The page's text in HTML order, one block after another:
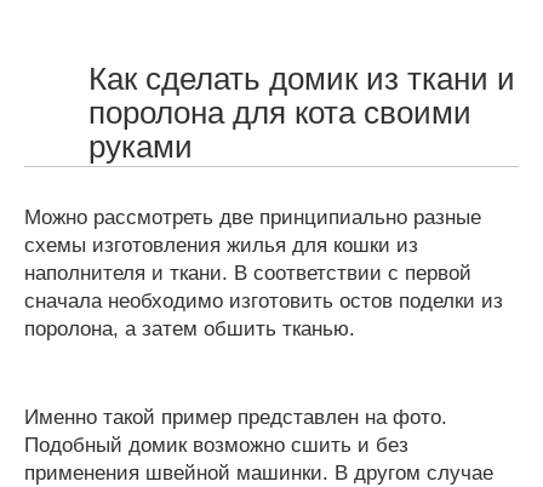
Как сделать домик из ткани и
поролона для кота своими
руками
Можно рассмотреть две принципиально разные
схемы изготовления жилья для кошки из
наполнителя и ткани. В соответствии с первой
сначала необходимо изготовить остов поделки из
поролона, а затем обшить тканью.
Именно такой пример представлен на фото.
Подобный домик возможно сшить и без
применения швейной машинки. В другом случае